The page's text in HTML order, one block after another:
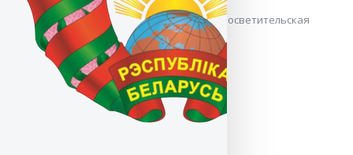
Новости
Республиканская информационно-просветительская
акция «Беларусь адзіная»
Республиканская